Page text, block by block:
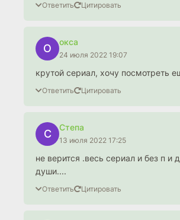
Ответить Цитировать
О
окса
24 июля 2022 19:07
крутой сериал, хочу посмотреть
Ответить Цитировать
С
Степа
13 июля 2022 17:25
не верится .весь сериал и без п и
души....
Ответить Цитировать